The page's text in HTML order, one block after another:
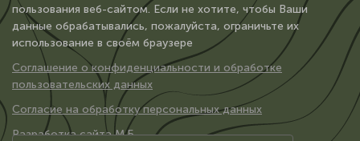
пользования веб-сайтом. Если не хотите, чтобы Ваши
данные обрабатывались, пожалуйста, ограничьте их
использование в своём браузере
Соглашение о конфиденциальности и обработке
пользовательских данных
Согласие на обработку персональных данных
Разработка сайта М.Б.